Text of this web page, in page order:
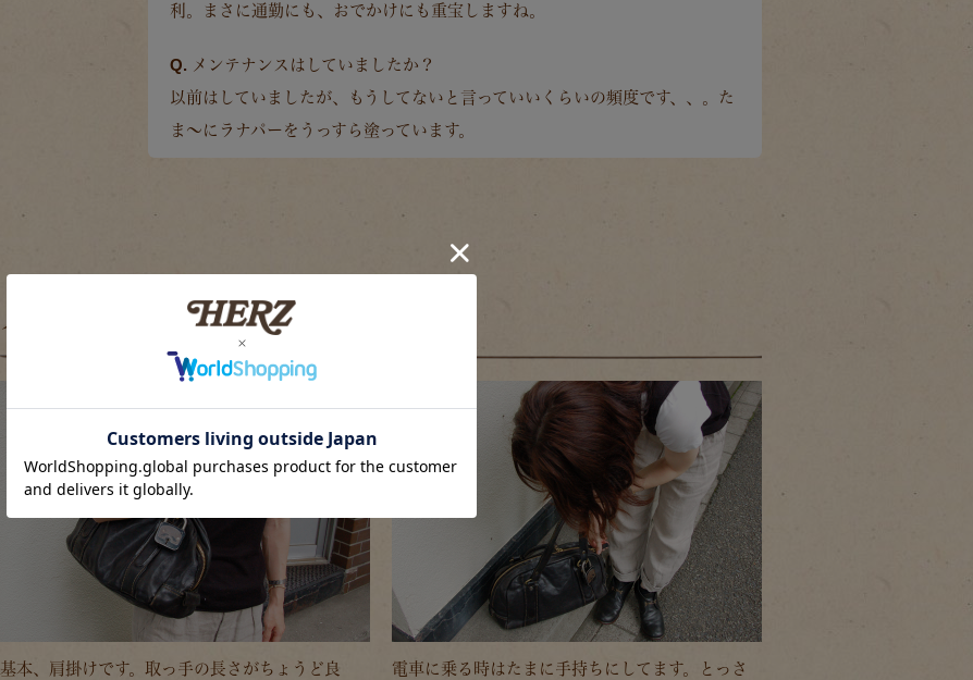
利。まさに通勤にも、おでかけにも重宝しますね。
Q. メンテナンスはしていましたか？
以前はしていましたが、もうしてないと言っていいくらいの頻度です、、。た
ま～にラナパーをうっすら塗っています。
スタッフの愛用方法
基本、肩掛けです。取っ手の長さがちょうど良
電車に乗る時はたまに手持ちにしてます。とっさ